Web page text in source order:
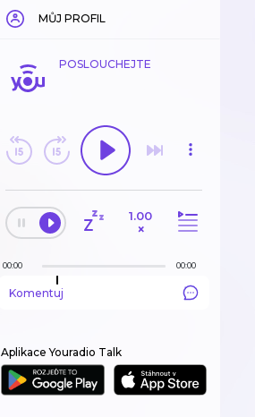
MŮJ PROFIL
POSLOUCHEJTE
1.00
×
00:00 00:00
Komentuj
Aplikace Youradio Talk